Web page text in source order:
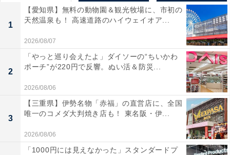
1
【愛知県】無料の動物園＆観光牧場に、市初の
天然温泉も！ 高速道路のハイウェイオア...
2026/08/07
2
「やっと巡り会えたよ」ダイソーの“ちいかわ
ポーチ”が220円で反響。ぬい活＆防災...
2026/08/06
3
【三重県】伊勢名物「赤福」の直営店に、全国
唯一のコメダ大判焼き店も！ 東名阪・伊...
2026/08/06
「1000円には見えなかった」スタンダードプ